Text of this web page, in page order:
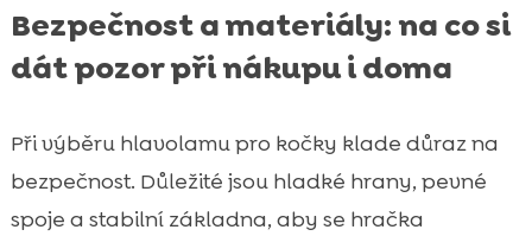
Bezpečnost a materiály: na co si
dát pozor při nákupu i doma
Při výběru hlavolamu pro kočky klade důraz na
bezpečnost. Důležité jsou hladké hrany, pevné
spoje a stabilní základna, aby se hračka